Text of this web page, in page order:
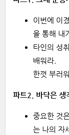
이번에 이
을 통해 내
타인의 성
배워라.
한껏 부러
파트2. 바닥은 생
중요한 것
는 나의 자